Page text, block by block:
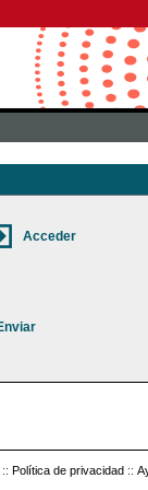
:: Política de privacidad ::